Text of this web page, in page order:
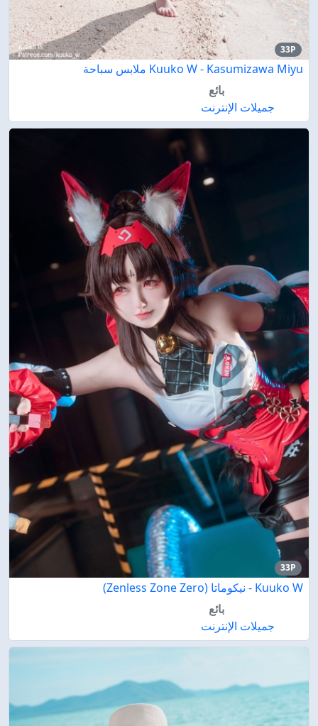
33P
Kuuko W - Kasumizawa Miyu ملابس سباحة
بائع
جميلات الإنترنت
33P
Kuuko W - نيكوماتا (Zenless Zone Zero)
بائع
جميلات الإنترنت